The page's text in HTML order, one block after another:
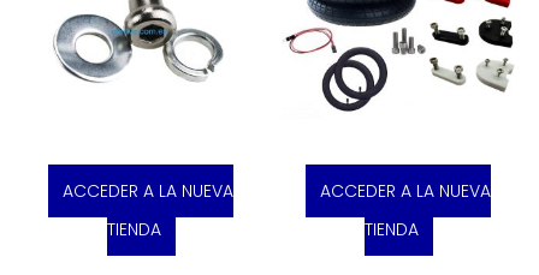
ACCEDER A LA NUEVA
TIENDA
ACCEDER A LA NUEVA
TIENDA